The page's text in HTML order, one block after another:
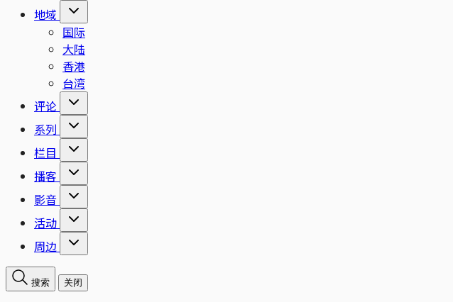
地域
国际
大陆
香港
台湾
评论
系列
栏目
播客
影音
活动
周边
搜索 关闭